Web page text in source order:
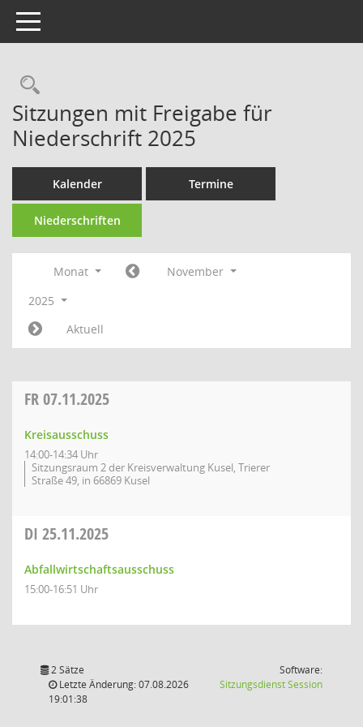
Toggle navigation
Rechercheauswahl
Sitzungen mit Freigabe für
Niederschrift 2025
Kalender Termine
Niederschriften
Monat
November
2025
Aktuell
FR07.11.2025
Kreisausschuss
14:00-14:34 Uhr
Sitzungsraum 2 der Kreisverwaltung Kusel, Trierer
Straße 49, in 66869 Kusel
DI 25.11.2025
Abfallwirtschaftsausschuss
15:00-16:51 Uhr
2 Sätze
Letzte Änderung: 07.08.2026
19:01:38
Software:
SitzungsdienstSession(Wird in